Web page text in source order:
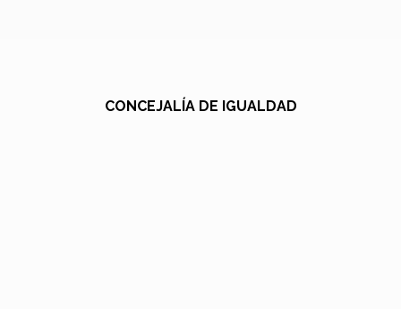
CONCEJALÍA DE IGUALDAD